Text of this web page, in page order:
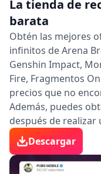
La tienda de
barata
Obtén las mejores
infinitos de Arena
Genshin Impact,
Fire, Fragmentos
precios que no
Además, puedes
después de realizar
Descargar